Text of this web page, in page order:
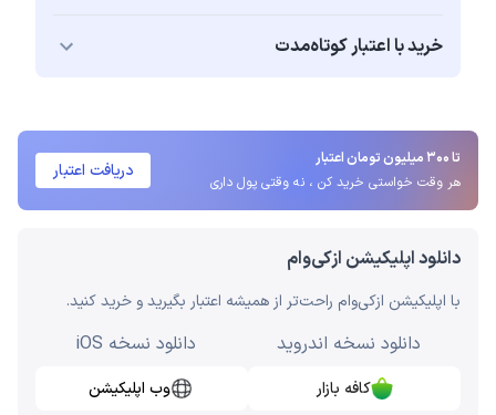
خرید با اعتبار کوتاه‌مدت
تا 300 میلیون تومان اعتبار
هر وقت خواستی خرید کن ، نه وقتی پول داری
دریافت اعتبار
دانلود اپلیکیشن ازکی‌وام
با اپلیکیشن ازکی‌وام راحت‌تر از همیشه اعتبار بگیرید و خرید کنید.
دانلود نسخه اندروید دانلود نسخه iOS
کافه بازار وب اپلیکیشن